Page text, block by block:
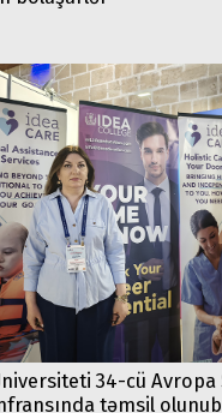
34-cü Avropa
təmsil olunub